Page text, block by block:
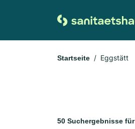
Startseite Eggstätt
50 Suchergebnisse für